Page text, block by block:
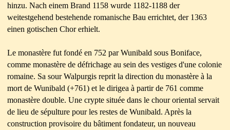
hinzu. Nach einem Brand 1158 wurde 1182-1188 der
weitestgehend bestehende romanische Bau errichtet, der 1363
einen gotischen Chor erhielt.
Le monastère fut fondé en 752 par Wunibald sous Boniface,
comme monastère de défrichage au sein des vestiges d'une colonie
romaine. Sa sour Walpurgis reprit la direction du monastère à la
mort de Wunibald (+761) et le dirigea à partir de 761 comme
monastère double. Une crypte située dans le chour oriental servait
de lieu de sépulture pour les restes de Wunibald. Après la
construction provisoire du bâtiment fondateur, un nouveau